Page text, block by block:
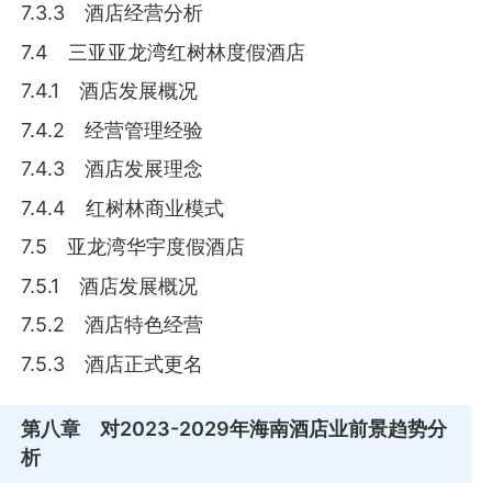
7.3.3 酒店经营分析
7.4 三亚亚龙湾红树林度假酒店
7.4.1 酒店发展概况
7.4.2 经营管理经验
7.4.3 酒店发展理念
7.4.4 红树林商业模式
7.5 亚龙湾华宇度假酒店
7.5.1 酒店发展概况
7.5.2 酒店特色经营
7.5.3 酒店正式更名
第八章 对2023-2029年海南酒店业前景趋势分
析